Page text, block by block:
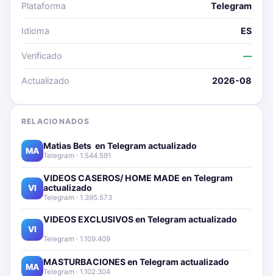
Plataforma Telegram
Idioma ES
Verificado —
Actualizado 2026-08
RELACIONADOS
MA Matias Bets ‍ en Telegram actualizado📱🔥
Telegram · 1.544.591
VI
VIDEOS CASEROS/ HOME MADE en Telegram
actualizado📱🔥
Telegram · 1.395.573
VI
VIDEOS EXCLUSIVOS en Telegram actualizado📱
Telegram · 1.109.409
MA MASTURBACIONES en Telegram actualizado📱🔥
Telegram · 1.102.304